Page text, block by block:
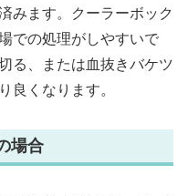
みます。クーラーボック
での処理がしやすいで
る、または血抜きバケツ
良くなります。
場合